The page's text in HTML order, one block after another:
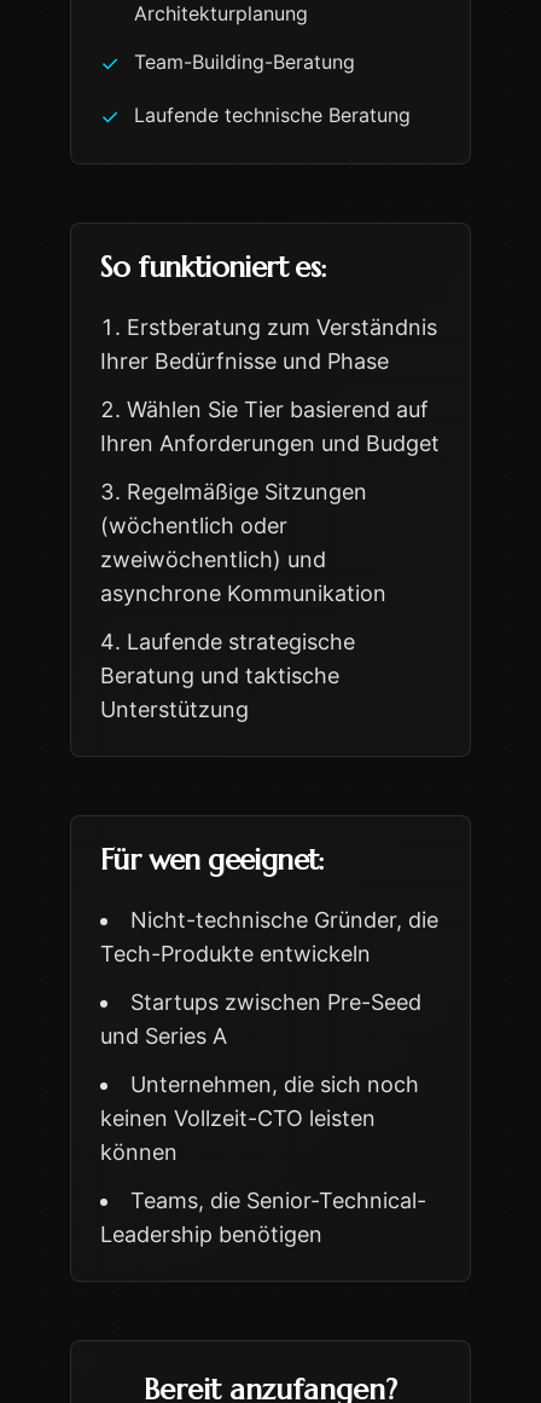
Architekturplanung
✓ Team-Building-Beratung
✓ Laufende technische Beratung
So funktioniert es:
Erstberatung zum Verständnis
Ihrer Bedürfnisse und Phase
Wählen Sie Tier basierend auf
Ihren Anforderungen und Budget
Regelmäßige Sitzungen
(wöchentlich oder
zweiwöchentlich) und
asynchrone Kommunikation
Laufende strategische
Beratung und taktische
Unterstützung
Für wen geeignet:
Nicht-technische Gründer, die
Tech-Produkte entwickeln
Startups zwischen Pre-Seed
und Series A
Unternehmen, die sich noch
keinen Vollzeit-CTO leisten
können
Teams, die Senior-Technical-
Leadership benötigen
Bereit anzufangen?